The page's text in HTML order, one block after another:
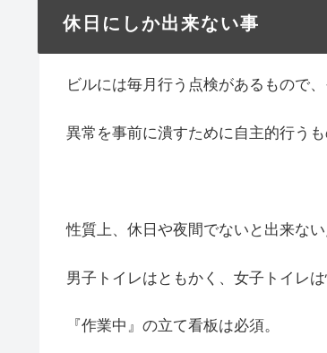
休日にしか出来ない事
ビルには毎月行う点検があるもので
異常を事前に潰すために自主的行う
性質上、休日や夜間でないと出来な
男子トイレはともかく、女子トイレ
『作業中』の立て看板は必須。